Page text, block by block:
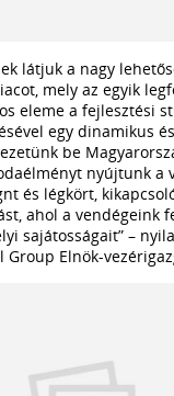
látjuk a nagy
mely az egyik
eleme a fejlesztési
egy dinamikus
be
nyújtunk a
és légkört,
ahol a vendégeink
sajátosságait” –
Group Elnök-